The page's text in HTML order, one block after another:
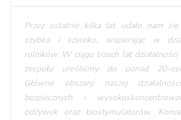
Przez ostatnie kilka lat udało nam się
szybko i szeroko, wspierając w
rolników. W ciągu trzech lat
zespołu urośliśmy do ponad 20-
Główne obszary naszej
bezpiecznych i
odżywek oraz biostymulatorów.